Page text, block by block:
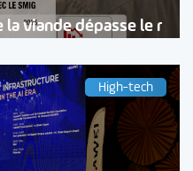
viande dépasse le r
High-tech